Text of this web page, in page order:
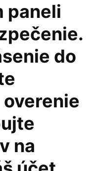
paneli
do
na